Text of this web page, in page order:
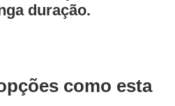
duração.
como esta